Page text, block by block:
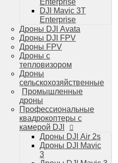
РЭБ
Тетраэдр
Ромашка
БПЛА
дронов Гарпия
для дронов
связь
VR для дронов
устройства для дронов
для дронов
для дронов
для дронов
бинокли
прицелы
Enterprise
DJI Mavic 3T
Enterprise
Дроны DJI Avata
Дроны DJI FPV
Дроны FPV
Дроны с
тепловизором
Дроны
сельскохозяйственные
Промышленные
дроны
Профессиональные
квадрокоптеры с
камерой DJI
Дроны DJI Air 2s
Дроны DJI Mavic
3